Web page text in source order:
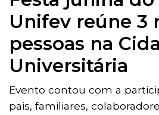
Unifev reúne 3
pessoas na
Universitária
Evento contou com a
pais, familiares,